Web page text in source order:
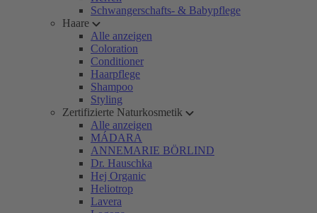
Schwangerschafts- & Babypflege
Haare
Alle anzeigen
Coloration
Conditioner
Haarpflege
Shampoo
Styling
Zertifizierte Naturkosmetik
Alle anzeigen
MÁDARA
ANNEMARIE BÖRLIND
Dr. Hauschka
Hej Organic
Heliotrop
Lavera